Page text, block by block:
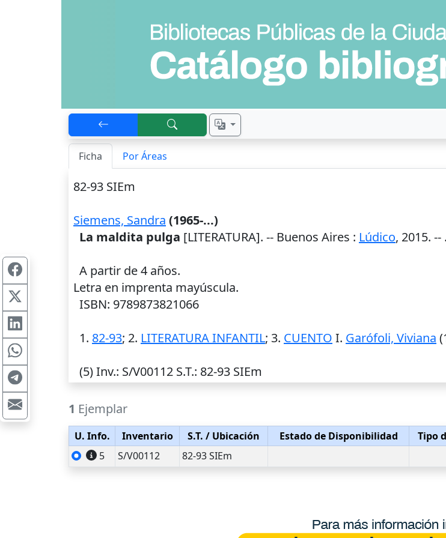
Ficha Por Áreas
82-93 SIEm
Siemens, Sandra (1965-...)
La maldita pulga [LITERATURA]. -- Buenos Aires : Lúdico, 2015. --
A partir de 4 años.
Letra en imprenta mayúscula.
ISBN: 9789873821066
1. 82-93; 2. LITERATURA INFANTIL; 3. CUENTO I. Garófoli, Viviana
(5)Inv.: S/V00112 S.T.: 82-93 SIEm
1 Ejemplar
U. Info. Inventario S.T. / Ubicación Estado de Disponibilidad Tipo
5
S/V00112 82-93 SIEm